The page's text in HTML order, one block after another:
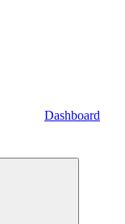
Dashboard